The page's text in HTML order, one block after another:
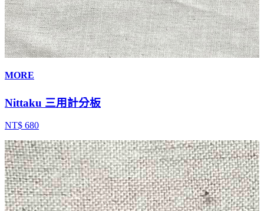
MORE
Nittaku 三用計分板
NT$ 680